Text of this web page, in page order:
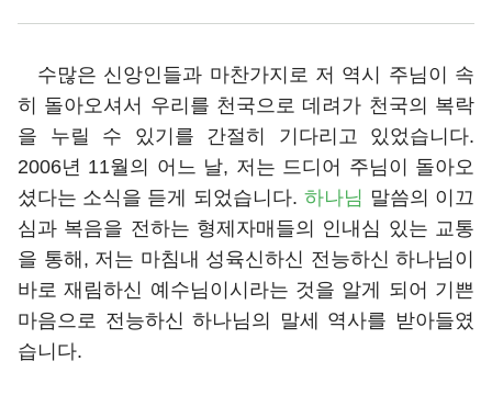
수많은 신앙인들과 마찬가지로 저 역시 주님이 속
히 돌아오셔서 우리를 천국으로 데려가 천국의 복락
을 누릴 수 있기를 간절히 기다리고 있었습니다.
2006년 11월의 어느 날, 저는 드디어 주님이 돌아오
셨다는 소식을 듣게 되었습니다. 하나님 말씀의 이끄
심과 복음을 전하는 형제자매들의 인내심 있는 교통
을 통해, 저는 마침내 성육신하신 전능하신 하나님이
바로 재림하신 예수님이시라는 것을 알게 되어 기쁜
마음으로 전능하신 하나님의 말세 역사를 받아들였
습니다.